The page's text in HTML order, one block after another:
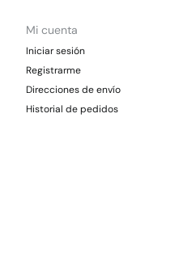
Mi cuenta
Iniciar sesión
Registrarme
Direcciones de envío
Historial de pedidos